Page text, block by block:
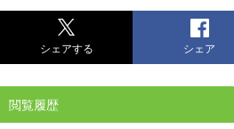
シェアする シェア
閲覧履歴